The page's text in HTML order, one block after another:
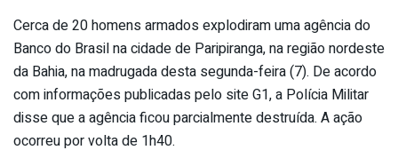
Cerca de 20 homens armados explodiram uma agência do
Banco do Brasil na cidade de Paripiranga, na região nordeste
da Bahia, na madrugada desta segunda-feira (7). De acordo
com informações publicadas pelo site G1, a Polícia Militar
disse que a agência ficou parcialmente destruída. A ação
ocorreu por volta de 1h40.